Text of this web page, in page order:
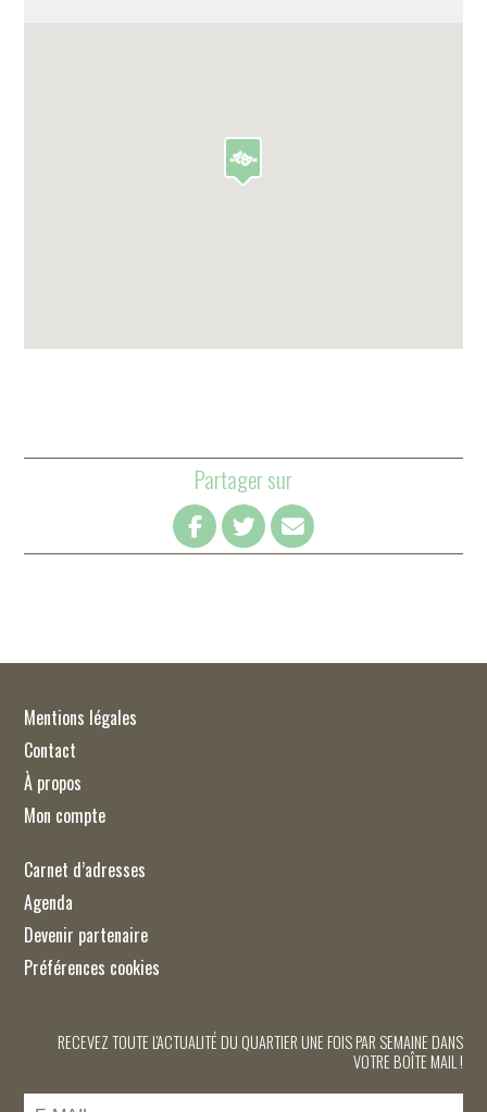
Partager sur
Mentions légales
Contact
À propos
Mon compte
Carnet d’adresses
Agenda
Devenir partenaire
Préférences cookies
RECEVEZ TOUTE L'ACTUALITÉ DU QUARTIER UNE FOIS PAR SEMAINE DANS
VOTRE BOÎTE MAIL !